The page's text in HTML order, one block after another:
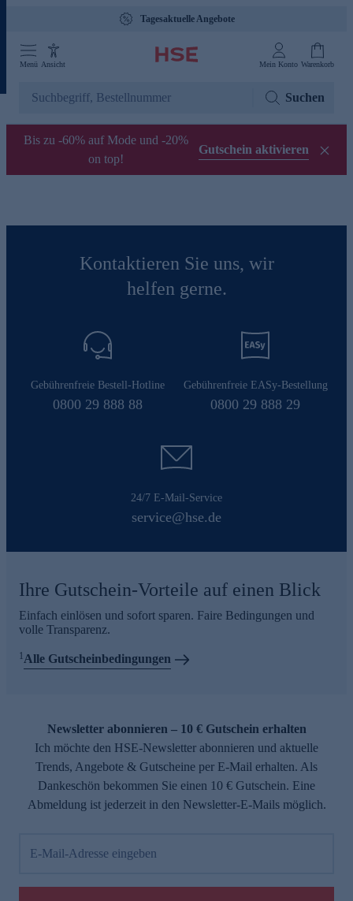
Tagesaktuelle Angebote
Menü Ansicht Mein Konto Warenkorb
Suchen
Bis zu -60% auf Mode und -20%
on top!
Gutschein aktivieren
Kontaktieren Sie uns, wir
helfen gerne.
Gebührenfreie Bestell-Hotline
0800 29 888 88
Gebührenfreie EASy-Bestellung
0800 29 888 29
24/7 E-Mail-Service
service@hse.de
Ihre Gutschein-Vorteile auf einen Blick
Einfach einlösen und sofort sparen. Faire Bedingungen und
volle Transparenz.
1Alle Gutscheinbedingungen
Newsletter abonnieren – 10 € Gutschein erhalten
Ich möchte den HSE-Newsletter abonnieren und aktuelle
Trends, Angebote & Gutscheine per E-Mail erhalten. Als
Dankeschön bekommen Sie einen 10 € Gutschein. Eine
Abmeldung ist jederzeit in den Newsletter-E-Mails möglich.
E-Mail-Adresse eingeben